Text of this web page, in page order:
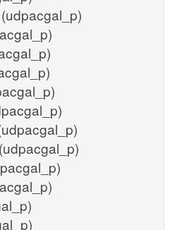
(udpacgal_p)
(udpacgal_p)